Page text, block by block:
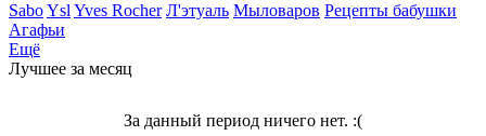
SaboYsl Yves Rocher Л'этуаль Мыловаров Рецепты бабушки
Агафьи
Ещё
Лучшее за месяц
За данный период ничего нет. :(